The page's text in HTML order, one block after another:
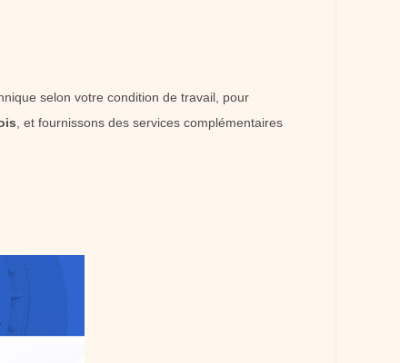
selon votre condition de travail, pour
, et fournissons des services complémentaires